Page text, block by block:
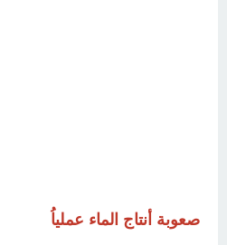
صعوبة أنتاج الماء عملياُ